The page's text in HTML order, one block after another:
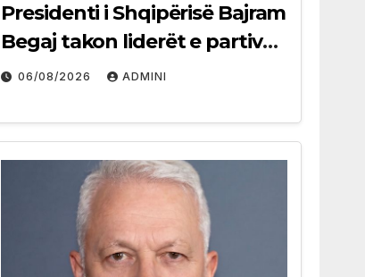
Presidenti i Shqipërisë Bajram
Begaj takon liderët e partive
shqiptare në Ulqin
06/08/2026 ADMINI